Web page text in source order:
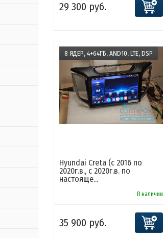
29 300 руб.
8 ЯДЕР, 4+64ГБ, AND10, LTE, DSP
Hyundai Creta (с 2016 по
2020г.в., с 2020г.в. по
настояще...
В наличии
35 900 руб.